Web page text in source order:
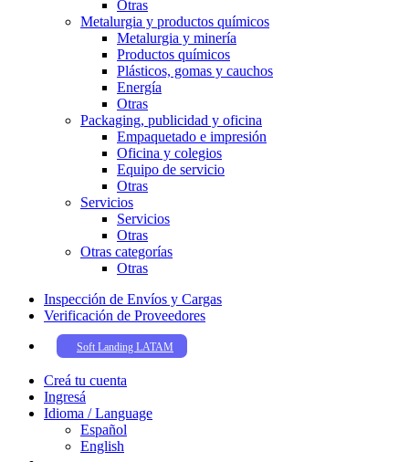
Otras
Metalurgia y productos quí­micos
Metalurgia y minería
Productos químicos
Plásticos, gomas y cauchos
Energía
Otras
Packaging, publicidad y oficina
Empaquetado e impresión
Oficina y colegios
Equipo de servicio
Otras
Servicios
Servicios
Otras
Otras categorías
Otras
Inspección de Enví­os y Cargas
Verificación de Proveedores
Soft Landing LATAM
Creá tu cuenta
Ingresá
Idioma / Language
Español
English